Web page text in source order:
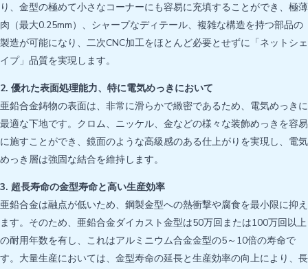
り、金型の極めて小さなコーナーにも容易に充填することができ、極薄
肉（最大0.25mm）、シャープなディテール、複雑な構造を持つ部品の
製造が可能になり、二次CNC加工をほとんど必要とせずに「ネットシェ
イプ」品質を実現します。
2. 優れた表面処理能力、特に電気めっきにおいて
亜鉛合金鋳物の表面は、非常に滑らかで緻密であるため、電気めっきに
最適な下地です。クロム、ニッケル、金などの様々な装飾めっきを容易
に施すことができ、鏡面のような高級感のある仕上がりを実現し、電気
めっき層は強固な結合を維持します。
3. 超長寿命の金型寿命と高い生産効率
亜鉛合金は融点が低いため、鋼製金型への熱衝撃や腐食を最小限に抑え
ます。そのため、亜鉛合金ダイカスト金型は50万回または100万回以上
の耐用年数を有し、これはアルミニウム合金金型の5～10倍の寿命で
す。大量生産においては、金型寿命の延長と生産効率の向上により、長